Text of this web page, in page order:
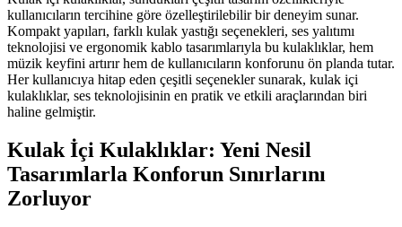
kullanıcıların tercihine göre özelleştirilebilir bir deneyim sunar.
Kompakt yapıları, farklı kulak yastığı seçenekleri, ses yalıtımı
teknolojisi ve ergonomik kablo tasarımlarıyla bu kulaklıklar, hem
müzik keyfini artırır hem de kullanıcıların konforunu ön planda tutar.
Her kullanıcıya hitap eden çeşitli seçenekler sunarak, kulak içi
kulaklıklar, ses teknolojisinin en pratik ve etkili araçlarından biri
haline gelmiştir.
Kulak İçi Kulaklıklar: Yeni Nesil
Tasarımlarla Konforun Sınırlarını
Zorluyor